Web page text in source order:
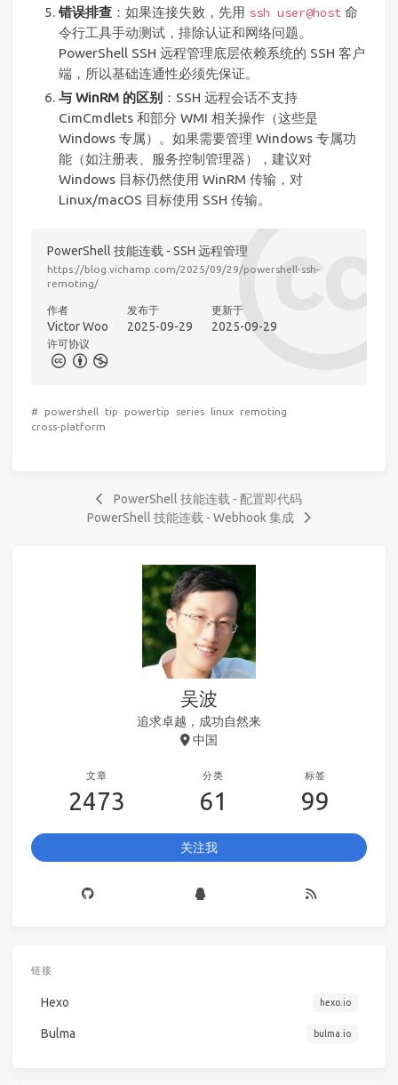
错误排查：如果连接失败，先用 ssh user@host命
令行工具手动测试，排除认证和网络问题。
PowerShell SSH 远程管理底层依赖系统的 SSH 客户
端，所以基础连通性必须先保证。
与 WinRM 的区别 ：SSH 远程会话不支持
CimCmdlets 和部分 WMI 相关操作（这些是
Windows 专属）。如果需要管理 Windows 专属功
能（如注册表、服务控制管理器），建议对
Windows 目标仍然使用 WinRM 传输，对
Linux/macOS 目标使用 SSH 传输。
PowerShell 技能连载 - SSH 远程管理
https://blog.vichamp.com/2025/09/29/powershell-ssh-
remoting/
作者
Victor Woo
发布于
2025-09-29
更新于
2025-09-29
许可协议
# powershell tip powertip series linux
remoting
cross-platform
PowerShell 技能连载 - 配置即代码
PowerShell 技能连载 - Webhook 集成
吴波
追求卓越，成功自然来
中国
文章
2473
分类
61
标签
99
关注我
链接
Hexo hexo.io
Bulma bulma.io